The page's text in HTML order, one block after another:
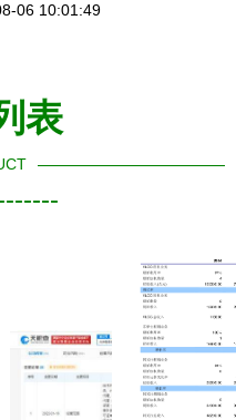
06 10:01:49
表